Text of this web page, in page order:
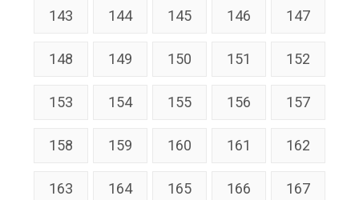
143 144 145 146 147
148 149 150 151 152
153 154 155 156 157
158 159 160 161 162
163 164 165 166 167